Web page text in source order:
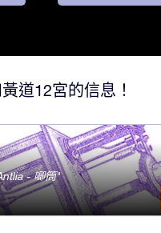
道12宮的信息！
- 唧筒